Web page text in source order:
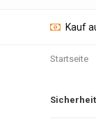
Kauf
Startseite